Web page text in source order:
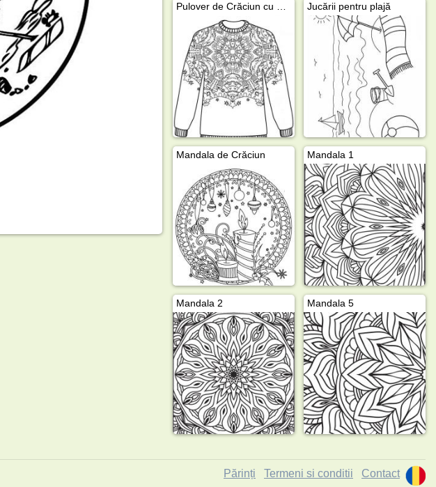
Jucării pentru plajă
Mandala de Crăciun Mandala 1
Mandala 2 Mandala 5
Părinți Termeni si conditii Contact